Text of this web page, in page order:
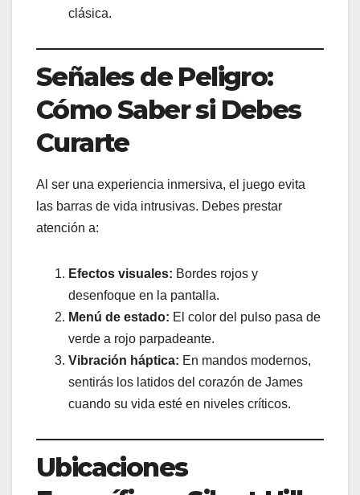
clásica.
Señales de Peligro:
Cómo Saber si Debes
Curarte
Al ser una experiencia inmersiva, el juego evita
las barras de vida intrusivas. Debes prestar
atención a:
Efectos visuales: Bordes rojos y
desenfoque en la pantalla.
Menú de estado: El color del pulso pasa de
verde a rojo parpadeante.
Vibración háptica: En mandos modernos,
sentirás los latidos del corazón de James
cuando su vida esté en niveles críticos.
Ubicaciones